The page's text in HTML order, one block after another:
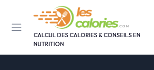
CALCUL DES CALORIES & CONSEILS EN
NUTRITION
Panneau de gestion des cookies